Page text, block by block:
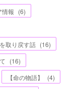
情報 (6)
取り戻す話 (16)
(16)
【命の物語】 (4)